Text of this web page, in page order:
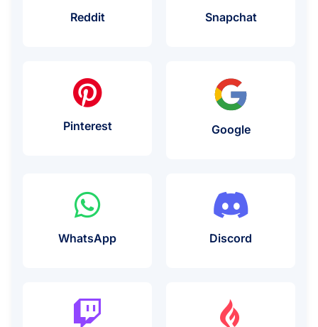
Redditプロキシの使用例 Snapchatプロキシの
Pinterestプロキシの使用例 Googleプロキシの
WhatsAppプロキシの使用例 Discord